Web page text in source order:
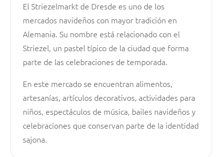
El Striezelmarkt de Dresde es uno de los
mercados navideños con mayor tradición en
Alemania. Su nombre está relacionado con el
Striezel, un pastel típico de la ciudad que forma
parte de las celebraciones de temporada.
En este mercado se encuentran alimentos,
artesanías, artículos decorativos, actividades para
niños, espectáculos de música, bailes navideños y
celebraciones que conservan parte de la identidad
sajona.